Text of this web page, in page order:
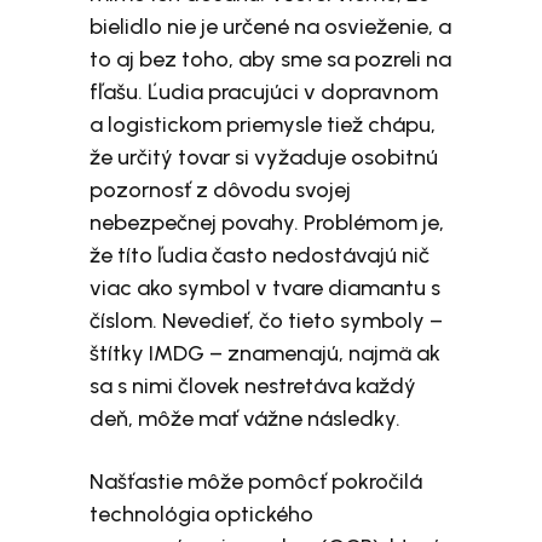
bielidlo nie je určené na osvieženie, a
to aj bez toho, aby sme sa pozreli na
fľašu. Ľudia pracujúci v dopravnom
a logistickom priemysle tiež chápu,
že určitý tovar si vyžaduje osobitnú
pozornosť z dôvodu svojej
nebezpečnej povahy. Problémom je,
že títo ľudia často nedostávajú nič
viac ako symbol v tvare diamantu s
číslom. Nevedieť, čo tieto symboly –
štítky IMDG – znamenajú, najmä ak
sa s nimi človek nestretáva každý
deň, môže mať vážne následky.
Našťastie môže pomôcť pokročilá
technológia optického